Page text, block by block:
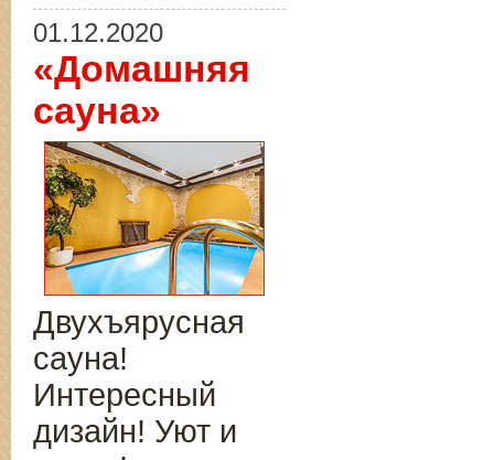
01.12.2020
«Домашняя
сауна»
Двухъярусная
сауна!
Интересный
дизайн! Уют и